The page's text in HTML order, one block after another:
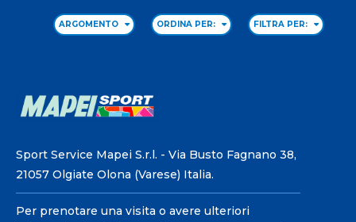
ARGOMENTO ORDINA PER: FILTRA PER:
Sport Service Mapei S.r.l. - Via Busto Fagnano 38,
21057 Olgiate Olona (Varese) Italia.
Per prenotare una visita o avere ulteriori